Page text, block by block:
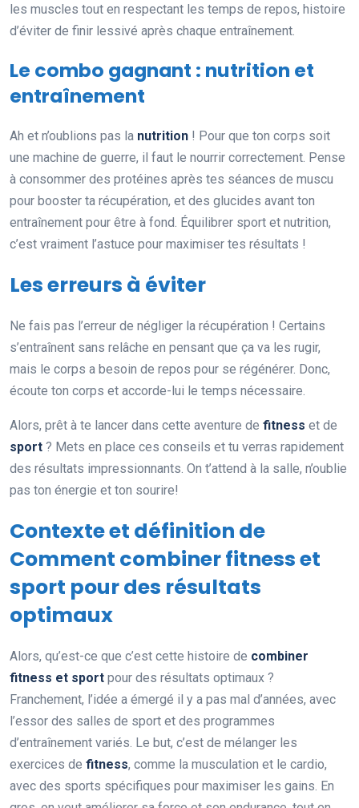
les muscles tout en respectant les temps de repos, histoire
d’éviter de finir lessivé après chaque entraînement.
Le combo gagnant : nutrition et
entraînement
Ah et n’oublions pas la nutrition ! Pour que ton corps soit
une machine de guerre, il faut le nourrir correctement. Pense
à consommer des protéines après tes séances de muscu
pour booster ta récupération, et des glucides avant ton
entraînement pour être à fond. Équilibrer sport et nutrition,
c’est vraiment l’astuce pour maximiser tes résultats !
Les erreurs à éviter
Ne fais pas l’erreur de négliger la récupération ! Certains
s’entraînent sans relâche en pensant que ça va les rugir,
mais le corps a besoin de repos pour se régénérer. Donc,
écoute ton corps et accorde-lui le temps nécessaire.
Alors, prêt à te lancer dans cette aventure de fitness et de
sport ? Mets en place ces conseils et tu verras rapidement
des résultats impressionnants. On t’attend à la salle, n’oublie
pas ton énergie et ton sourire!
Contexte et définition de
Comment combiner fitness et
sport pour des résultats
optimaux
Alors, qu’est-ce que c’est cette histoire de combiner
fitness et sport pour des résultats optimaux ?
Franchement, l’idée a émergé il y a pas mal d’années, avec
l’essor des salles de sport et des programmes
d’entraînement variés. Le but, c’est de mélanger les
exercices de fitness, comme la musculation et le cardio,
avec des sports spécifiques pour maximiser les gains. En